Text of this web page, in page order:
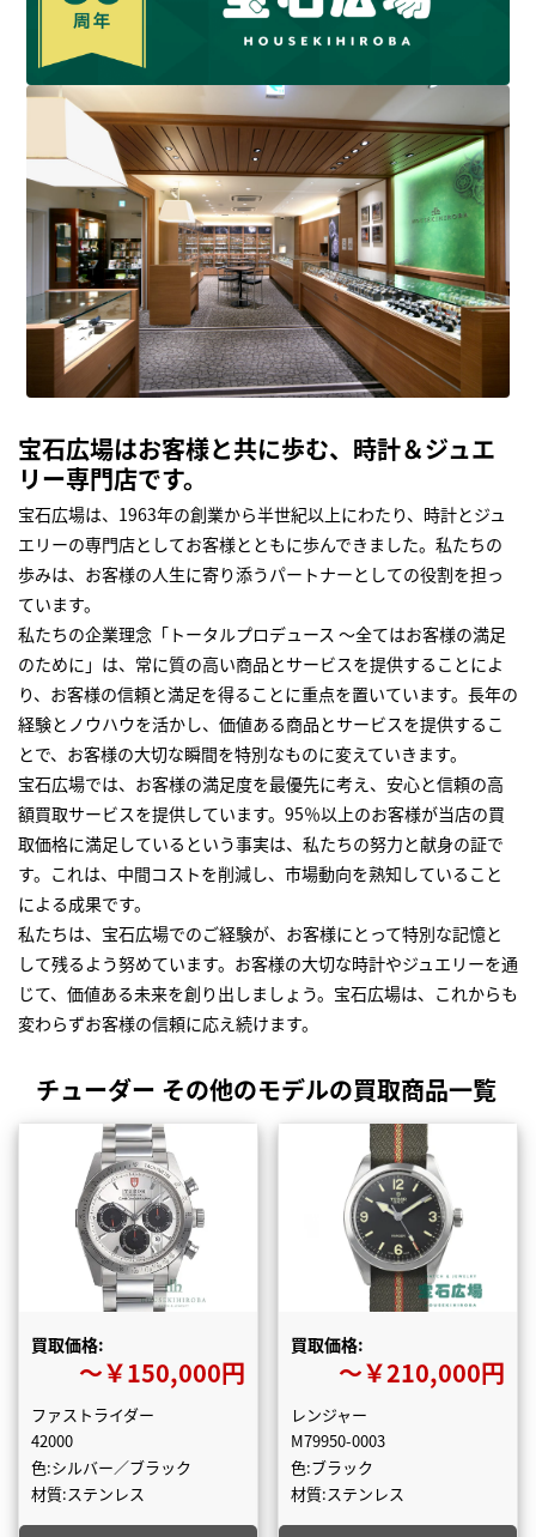
宝石広場はお客様と共に歩む、時計＆ジュエ
リー専門店です。
宝石広場は、1963年の創業から半世紀以上にわたり、時計とジュ
エリーの専門店としてお客様とともに歩んできました。私たちの
歩みは、お客様の人生に寄り添うパートナーとしての役割を担っ
ています。
私たちの企業理念「トータルプロデュース ～全てはお客様の満足
のために」は、常に質の高い商品とサービスを提供することによ
り、お客様の信頼と満足を得ることに重点を置いています。長年の
経験とノウハウを活かし、価値ある商品とサービスを提供するこ
とで、お客様の大切な瞬間を特別なものに変えていきます。
宝石広場では、お客様の満足度を最優先に考え、安心と信頼の高
額買取サービスを提供しています。95％以上のお客様が当店の買
取価格に満足しているという事実は、私たちの努力と献身の証で
す。これは、中間コストを削減し、市場動向を熟知していること
による成果です。
私たちは、宝石広場でのご経験が、お客様にとって特別な記憶と
して残るよう努めています。お客様の大切な時計やジュエリーを通
じて、価値ある未来を創り出しましょう。宝石広場は、これからも
変わらずお客様の信頼に応え続けます。
チューダー その他のモデルの買取商品一覧
買取価格:
〜￥150,000円
ファストライダー
42000
色:シルバー／ブラック
材質:ステンレス
買取価格:
〜￥210,000円
レンジャー
M79950-0003
色:ブラック
材質:ステンレス